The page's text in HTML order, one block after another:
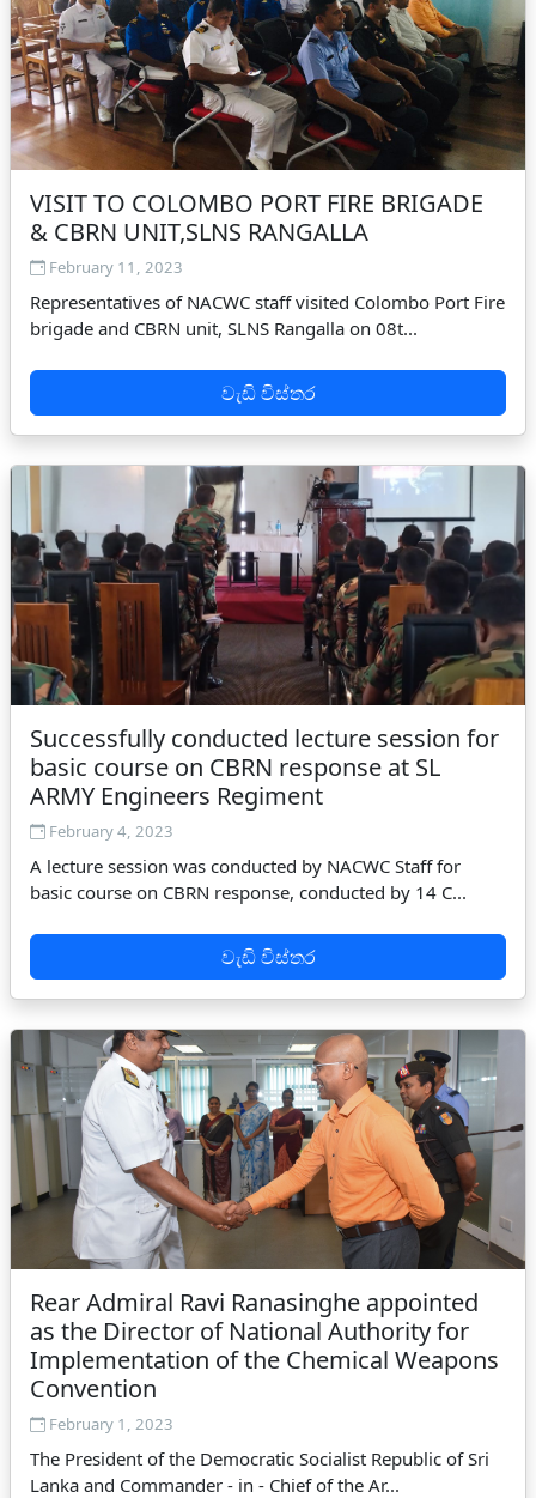
VISIT TO COLOMBO PORT FIRE BRIGADE
& CBRN UNIT,SLNS RANGALLA
February 11, 2023
Representatives of NACWC staff visited Colombo Port Fire
brigade and CBRN unit, SLNS Rangalla on 08t...
වැඩි විස්තර
Successfully conducted lecture session for
basic course on CBRN response at SL
ARMY Engineers Regiment
February 4, 2023
A lecture session was conducted by NACWC Staff for
basic course on CBRN response, conducted by 14 C...
වැඩි විස්තර
Rear Admiral Ravi Ranasinghe appointed
as the Director of National Authority for
Implementation of the Chemical Weapons
Convention
February 1, 2023
The President of the Democratic Socialist Republic of Sri
Lanka and Commander - in - Chief of the Ar...